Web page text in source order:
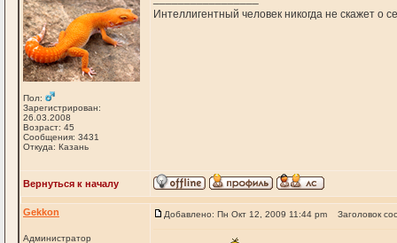
Пол:
Зарегистрирован:
26.03.2008
Возраст: 45
Сообщения: 3431
Откуда: Казань
Интеллигентный человек никогда не скажет о
Вернуться к началу
Gekkon
Администратор
Добавлено: Пн Окт 12, 2009 11:44 pm Заголовок